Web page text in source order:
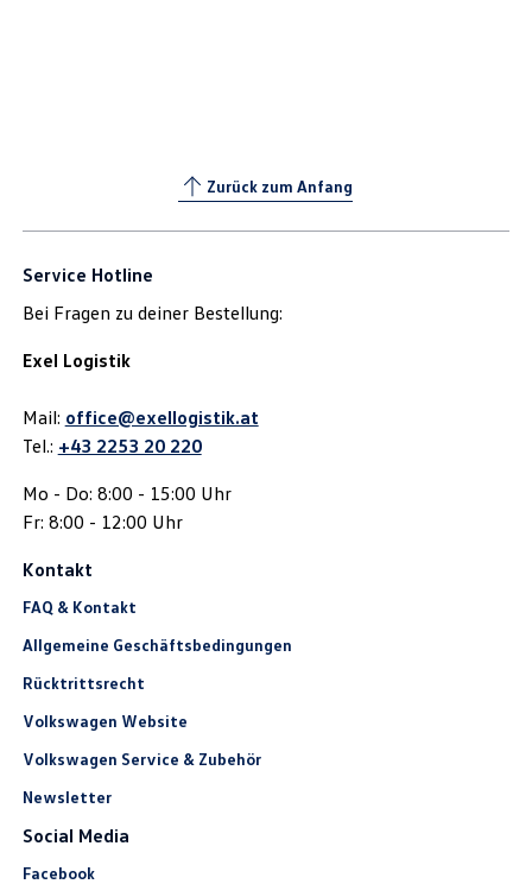
Zurück zum Anfang
Service Hotline
Bei Fragen zu deiner Bestellung:
Exel Logistik
Mail: office@exellogistik.at
Tel.: +43 2253 20 220
Mo - Do: 8:00 - 15:00 Uhr
Fr: 8:00 - 12:00 Uhr
Kontakt
FAQ & Kontakt
Allgemeine Geschäftsbedingungen
Rücktrittsrecht
Volkswagen Website
Volkswagen Service & Zubehör
Newsletter
Social Media
Facebook